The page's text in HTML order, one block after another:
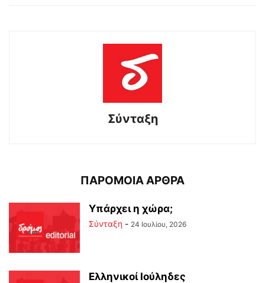
Σύνταξη
ΠΑΡΟΜΟΙΑ ΑΡΘΡΑ
Υπάρχει η χώρα;
Σύνταξη - 24 Ιουλίου, 2026
Ελληνικοί Ιούληδες